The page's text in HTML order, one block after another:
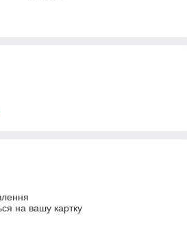
на вашу картку